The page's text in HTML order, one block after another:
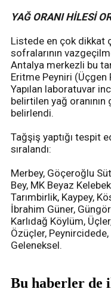
YAĞ ORANI HİLESİ
Listede en çok dikkat
sofralarının
Antalya merkezli bu
Eritme Peyniri (Üçgen
Yapılan laboratuvar
belirtilen yağ
belirlendi.
Tağşiş yaptığı tespit
sıralandı:
Merbey, Göçeroğlu
Bey, MK Beyaz
Tarımbirlik, Kaypey,
İbrahim Güner,
Karlıdağ Köylüm,
Özüçler,
Geleneksel.
Bu haberler de